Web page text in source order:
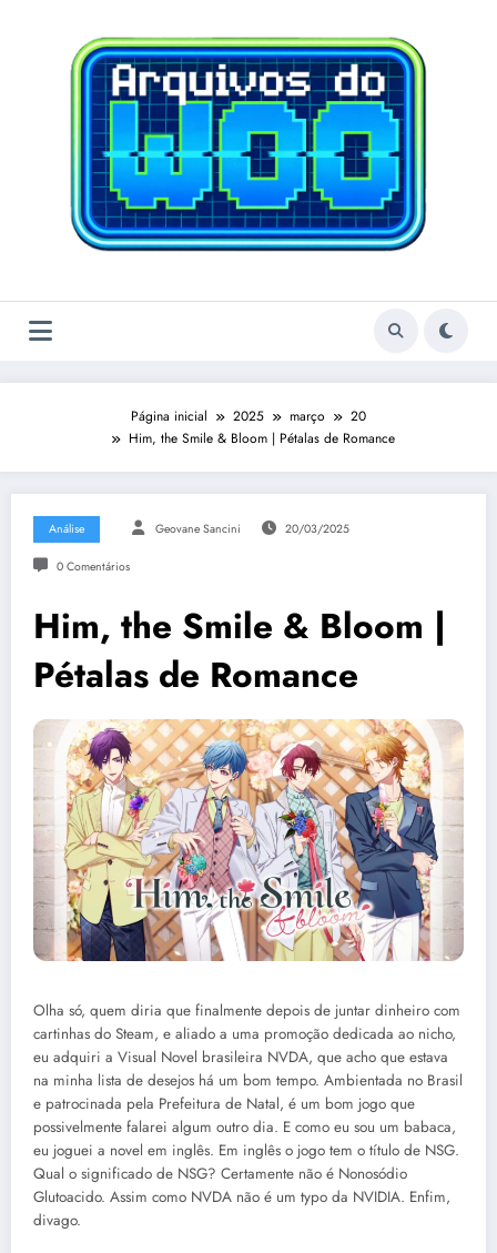
Página inicial 2025 março
20
Him, the Smile & Bloom | Pétalas de Romance
Análise Geovane Sancini 20/03/2025
0 Comentários
Him, the Smile & Bloom |
Pétalas de Romance
Olha só, quem diria que finalmente depois de juntar dinheiro com
cartinhas do Steam, e aliado a uma promoção dedicada ao nicho,
eu adquiri a Visual Novel brasileira NVDA, que acho que estava
na minha lista de desejos há um bom tempo. Ambientada no Brasil
e patrocinada pela Prefeitura de Natal, é um bom jogo que
possivelmente falarei algum outro dia. E como eu sou um babaca,
eu joguei a novel em inglês. Em inglês o jogo tem o título de NSG.
Qual o significado de NSG? Certamente não é Nonosódio
Glutoacido. Assim como NVDA não é um typo da NVIDIA. Enfim,
divago.